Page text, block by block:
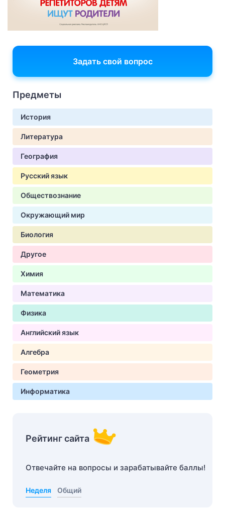
Задать свой вопрос
Предметы
История
Литература
География
Русский язык
Обществознание
Окружающий мир
Биология
Другое
Химия
Математика
Физика
Английский язык
Алгебра
Геометрия
Информатика
Рейтинг сайта
Отвечайте на вопросы и зарабатывайте баллы!
Неделя Общий